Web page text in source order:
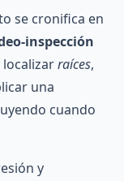
se cronifica en
inspección
raíces,
una
cuando
y